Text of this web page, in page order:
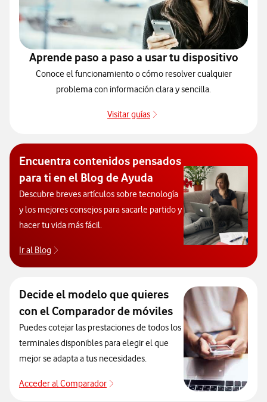
Aprende paso a paso a usar tu dispositivo
Conoce el funcionamiento o cómo resolver cualquier
problema con información clara y sencilla.
Visitar guías
Encuentra contenidos pensados
para ti en el Blog de Ayuda
Descubre breves artículos sobre tecnología
y los mejores consejos para sacarle partido y
hacer tu vida más fácil.
Ir al Blog
Decide el modelo que quieres
con el Comparador de móviles
Puedes cotejar las prestaciones de todos los
terminales disponibles para elegir el que
mejor se adapta a tus necesidades.
Acceder al Comparador
Acceder al Comparador